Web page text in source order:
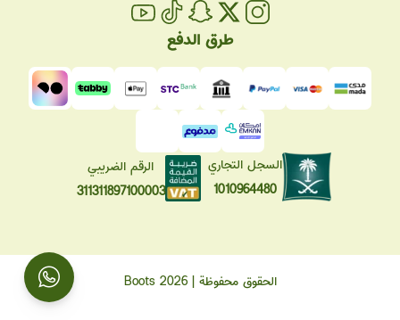
طرق الدفع
السجل التجاري
1010964480
الرقم الضريبي
311311897100003
الحقوق محفوظة | 2026 Boots